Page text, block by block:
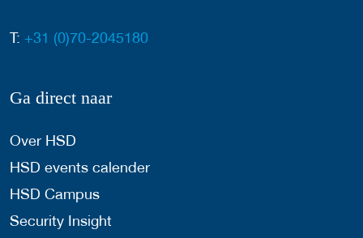
T: +31 (0)70-2045180
Ga direct naar
Over HSD
HSD events calender
HSD Campus
Security Insight